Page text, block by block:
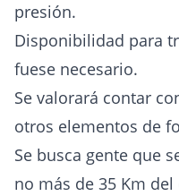
presión.
Disponibilidad para
fuese necesario.
Se valorará contar
otros elementos de
Se busca gente que
no más de 35 Km